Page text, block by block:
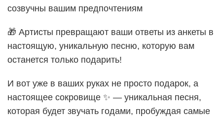
созвучны вашим предпочтениям
🎁 Артисты превращают ваши ответы из анкеты в
настоящую, уникальную песню, которую вам
останется только подарить!
И вот уже в ваших руках не просто подарок, а
настоящее сокровище ✨ — уникальная песня,
которая будет звучать годами, пробуждая самые